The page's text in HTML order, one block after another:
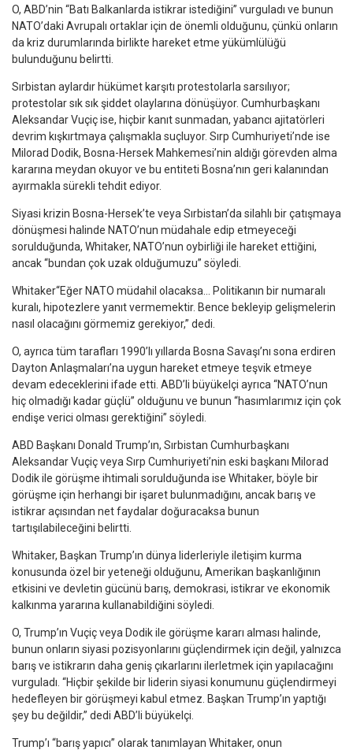
O, ABD’nin “Batı Balkanlarda istikrar istediğini” vurguladı ve bunun
NATO’daki Avrupalı ortaklar için de önemli olduğunu, çünkü onların
da kriz durumlarında birlikte hareket etme yükümlülüğü
bulunduğunu belirtti.
Sırbistan aylardır hükümet karşıtı protestolarla sarsılıyor;
protestolar sık sık şiddet olaylarına dönüşüyor. Cumhurbaşkanı
Aleksandar Vuçiç ise, hiçbir kanıt sunmadan, yabancı ajitatörleri
devrim kışkırtmaya çalışmakla suçluyor. Sırp Cumhuriyeti’nde ise
Milorad Dodik, Bosna-Hersek Mahkemesi’nin aldığı görevden alma
kararına meydan okuyor ve bu entiteti Bosna’nın geri kalanından
ayırmakla sürekli tehdit ediyor.
Siyasi krizin Bosna-Hersek’te veya Sırbistan’da silahlı bir çatışmaya
dönüşmesi halinde NATO’nun müdahale edip etmeyeceği
sorulduğunda, Whitaker, NATO’nun oybirliği ile hareket ettiğini,
ancak “bundan çok uzak olduğumuzu” söyledi.
Whitaker“Eğer NATO müdahil olacaksa… Politikanın bir numaralı
kuralı, hipotezlere yanıt vermemektir. Bence bekleyip gelişmelerin
nasıl olacağını görmemiz gerekiyor,” dedi.
O, ayrıca tüm tarafları 1990’lı yıllarda Bosna Savaşı’nı sona erdiren
Dayton Anlaşmaları’na uygun hareket etmeye teşvik etmeye
devam edeceklerini ifade etti. ABD’li büyükelçi ayrıca “NATO’nun
hiç olmadığı kadar güçlü” olduğunu ve bunun “hasımlarımız için çok
endişe verici olması gerektiğini” söyledi.
ABD Başkanı Donald Trump’ın, Sırbistan Cumhurbaşkanı
Aleksandar Vuçiç veya Sırp Cumhuriyeti’nin eski başkanı Milorad
Dodik ile görüşme ihtimali sorulduğunda ise Whitaker, böyle bir
görüşme için herhangi bir işaret bulunmadığını, ancak barış ve
istikrar açısından net faydalar doğuracaksa bunun
tartışılabileceğini belirtti.
Whitaker, Başkan Trump’ın dünya liderleriyle iletişim kurma
konusunda özel bir yeteneği olduğunu, Amerikan başkanlığının
etkisini ve devletin gücünü barış, demokrasi, istikrar ve ekonomik
kalkınma yararına kullanabildiğini söyledi.
O, Trump’ın Vuçiç veya Dodik ile görüşme kararı alması halinde,
bunun onların siyasi pozisyonlarını güçlendirmek için değil, yalnızca
barış ve istikrarın daha geniş çıkarlarını ilerletmek için yapılacağını
vurguladı. “Hiçbir şekilde bir liderin siyasi konumunu güçlendirmeyi
hedefleyen bir görüşmeyi kabul etmez. Başkan Trump’ın yaptığı
şey bu değildir,” dedi ABD’li büyükelçi.
Trump’ı “barış yapıcı” olarak tanımlayan Whitaker, onun